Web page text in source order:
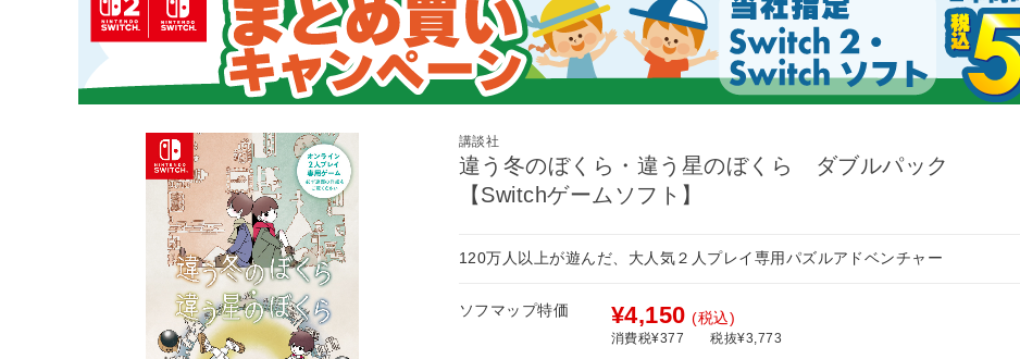
講談社
違う冬のぼくら・違う星のぼくら ダブルパック
【Switchゲームソフト】
120万人以上が遊んだ、大人気２人プレイ専用パズルアドベンチャー
ソフマップ特価 ¥4,150 (税込)
消費税¥377 税抜¥3,773